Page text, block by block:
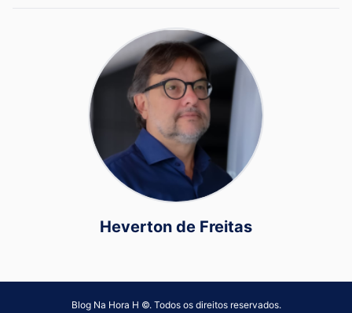
Heverton de Freitas
Blog Na Hora H ©. Todos os direitos reservados.